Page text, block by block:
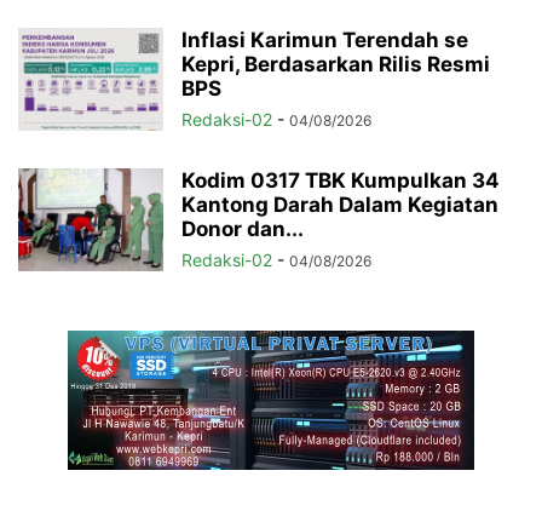
Inflasi Karimun Terendah se
Kepri, Berdasarkan Rilis Resmi
BPS
Redaksi-02 - 04/08/2026
Kodim 0317 TBK Kumpulkan 34
Kantong Darah Dalam Kegiatan
Donor dan...
Redaksi-02 - 04/08/2026